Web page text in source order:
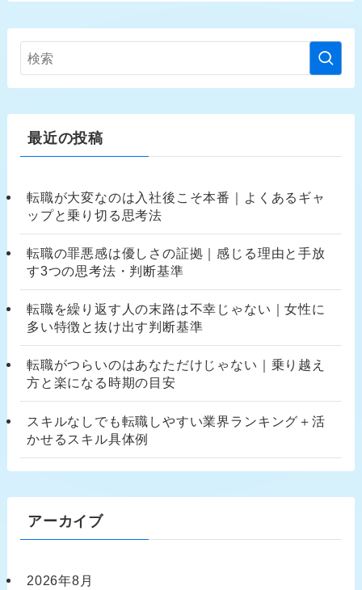
最近の投稿
転職が大変なのは入社後こそ本番｜よくあるギャ
ップと乗り切る思考法
転職の罪悪感は優しさの証拠｜感じる理由と手放
す3つの思考法・判断基準
転職を繰り返す人の末路は不幸じゃない｜女性に
多い特徴と抜け出す判断基準
転職がつらいのはあなただけじゃない｜乗り越え
方と楽になる時期の目安
スキルなしでも転職しやすい業界ランキング＋活
かせるスキル具体例
アーカイブ
2026年8月